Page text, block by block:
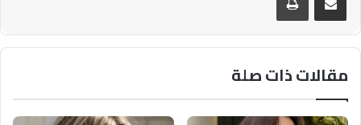
مقالات ذات صلة